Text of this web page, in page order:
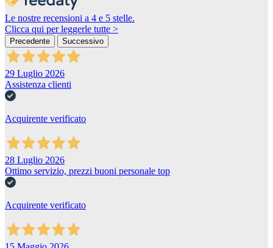
Le nostre recensioni a 4 e 5 stelle.
Clicca qui per leggerle tutte >
Precedente Successivo
29 Luglio 2026
Assistenza clienti
Acquirente verificato
28 Luglio 2026
Ottimo servizio, prezzi buoni personale top
Acquirente verificato